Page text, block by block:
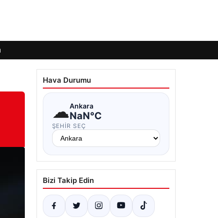
Hava Durumu
☁Ankara
NaN°C
ŞEHIR SEÇ
Bizi Takip Edin